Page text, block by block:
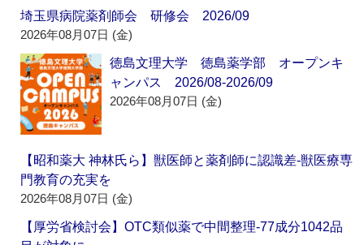
埼玉県病院薬剤師会 研修会 2026/09
2026年08月07日 (金)
徳島文理大学 徳島薬学部 オープンキ
ャンパス 2026/08-2026/09
2026年08月07日 (金)
【昭和薬大 神林氏ら】獣医師と薬剤師に認識差‐獣医療専
門教育の充実を
2026年08月07日 (金)
【厚労省検討会】OTC類似薬で中間整理‐77成分1042品